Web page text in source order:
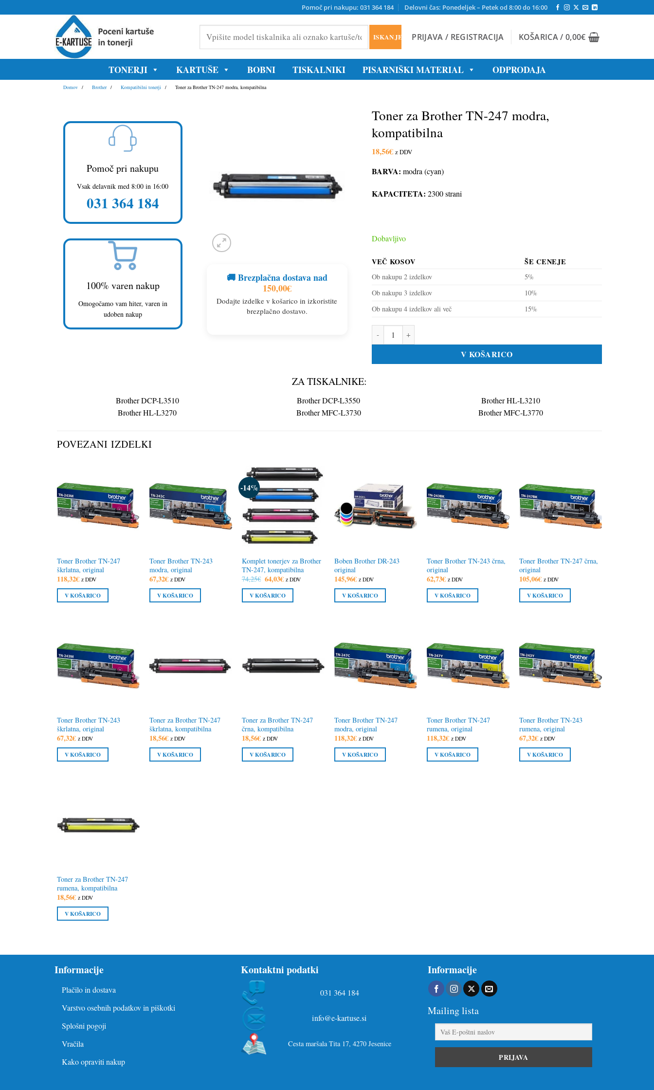
na
Pomoč pri nakupu: 031 364 184 Delovni čas: Ponedeljek – Petek od 8:00 do 16:00
model
tiskalnika
oznako
kartuše/tonerja
ISKANJE PRIJAVA / REGISTRACIJA KOŠARICA /0,00€
TONERJI KARTUŠE BOBNI TISKALNIKI PISARNIŠKI MATERIAL ODPRODAJA
Domov Brother Kompatibilni tonerji Toner za Brother TN-247 modra, kompatibilna
Pomoč pri nakupu
Vsak delavnik med 8:00 in 16:00
031 364 184
100% varen nakup
Omogočamo vam hiter, varen in
udoben nakup
🚚 Brezplačna dostava nad
150,00€
Dodajte izdelke v košarico in izkoristite
brezplačno dostavo.
Toner za Brother TN-247 modra,
kompatibilna
18,56€ z DDV
BARVA: modra (cyan)
KAPACITETA: 2300 strani
Dobavljivo
VEČ KOSOV ŠE CENEJE
Ob nakupu 2 izdelkov
5%
Ob nakupu 3 izdelkov
10%
Ob nakupu 4 izdelkov ali več
15%
Toner za Brother TN-247 modra, kompatibilna količina
V KOŠARICO
ZA TISKALNIKE:
Brother DCP-L3510 Brother DCP-L3550
Brother HL-L3210
Brother HL-L3270
Brother MFC-L3730 Brother MFC-L3770
POVEZANI IZDELKI
Toner Brother TN-247
škrlatna, original
118,32€ z DDV
V KOŠARICO
Toner Brother TN-243
modra, original
67,32€ z DDV
V KOŠARICO
-14%
Komplet tonerjev za Brother
TN-247, kompatibilna
74,25€ Izvirna
cena
je
bila:
64,03€Trenutna
je:
64,03€.
z DDV
V KOŠARICO
Boben Brother DR-243
original
145,96€ z DDV
V KOŠARICO
Toner Brother TN-243 črna,
original
62,73€ z DDV
V KOŠARICO
Toner Brother TN-247 črna,
original
105,06€ z DDV
V KOŠARICO
Toner Brother TN-243
škrlatna, original
67,32€ z DDV
V KOŠARICO
Toner za Brother TN-247
škrlatna, kompatibilna
18,56€ z DDV
V KOŠARICO
Toner za Brother TN-247
črna, kompatibilna
18,56€ z DDV
V KOŠARICO
Toner Brother TN-247
modra, original
118,32€ z DDV
V KOŠARICO
Toner Brother TN-247
rumena, original
118,32€ z DDV
V KOŠARICO
Toner Brother TN-243
rumena, original
67,32€ z DDV
V KOŠARICO
Toner za Brother TN-247
rumena, kompatibilna
18,56€ z DDV
V KOŠARICO
Informacije Kontaktni podatki Informacije
Plačilo in dostava
Varstvo osebnih podatkov in piškotki
Splošni pogoji
Vračila
Kako opraviti nakup
031 364 184
info@e-kartuse.si
Cesta maršala Tita 17, 4270 Jesenice
Mailing lista